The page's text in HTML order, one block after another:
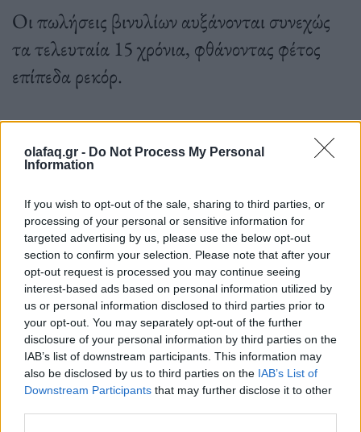
olafaq.gr - Do Not Process My Personal
Information
If you wish to opt-out of the sale, sharing to third parties, or
processing of your personal or sensitive information for
targeted advertising by us, please use the below opt-out
section to confirm your selection. Please note that after your
opt-out request is processed you may continue seeing
interest-based ads based on personal information utilized by
us or personal information disclosed to third parties prior to
your opt-out. You may separately opt-out of the further
disclosure of your personal information by third parties on the
IAB’s list of downstream participants. This information may
also be disclosed by us to third parties on the IAB’s List of
Downstream Participants that may further disclose it to other
Οι πωλήσεις βινυλίων αυξάνονται συνεχώς
τα τελευταία 15 χρόνια, φθάνοντας φέτος
επίπεδα ρεκόρ.
29.12.2022